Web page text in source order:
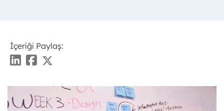
İçeriği Paylaş: